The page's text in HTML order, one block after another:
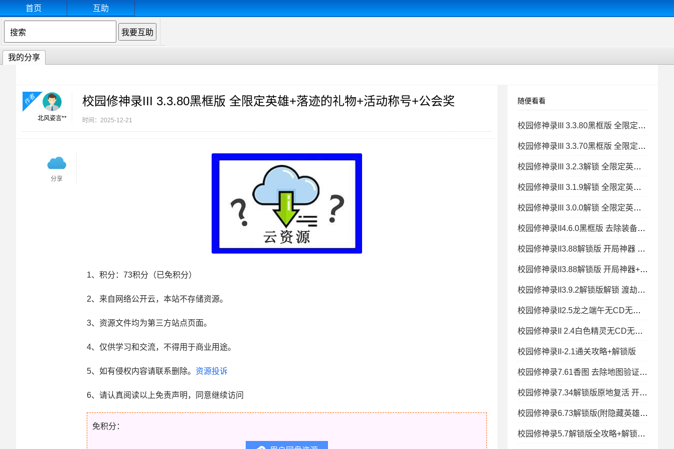
首页 互助
我的分享
校园修神录III 3.3.80黑框版 全限定英雄+落迹的礼物+活动称号+公会奖
时间：2025-12-21
北风姿言**
作者
分享
1、积分： 73积分（已免积分）
2、来自网络公开云，本站不存储资源。
3、资源文件均为第三方站点页面。
4、仅供学习和交流，不得用于商业用途。
5、如有侵权内容请联系删除。 资源投诉
6、请认真阅读以上免责声明，同意继续访问
免积分：
随便看看
校园修神录III 3.3.80黑框版 全限定英雄+落迹的礼物+活动称号+公会奖
校园修神录III 3.3.70黑框版 全限定英雄+落迹的礼物+活动称号+公会奖
校园修神录III 3.2.3解锁 全限定英雄+落迹的礼物+活动称号+特改
校园修神录III 3.1.9解锁 全限定英雄 落迹的礼物 活
校园修神录III 3.0.0解锁 全限定英雄 落迹的礼物 活
校园修神录II4.6.0黑框版 去除装备限制 渡多重劫几率上升
校园修神录II3.88解锁版 开局神器 携带限制 秒速复活 基地
校园修神录II3.88解锁版 开局神器+携带限制+秒速复活+基地无忧+物品
校园修神录II3.9.2解锁版解锁 渡劫成圣 特改礼包 任务
校园修神录II2.5龙之端午无CD无限蓝P闪版
校园修神录II 2.4白色精灵无CD无限蓝P闪版
校园修神录II-2.1通关攻略+解锁版
校园修神录7.61香图 去除地图验证+加钱木属性+秒复活+物品
校园修神录7.34解锁版原地复活 开局神器 无限积分 多倍经
校园修神录6.73解锁版(附隐藏英雄密码)
校园修神录5.7解锁版全攻略+解锁版集合精华版